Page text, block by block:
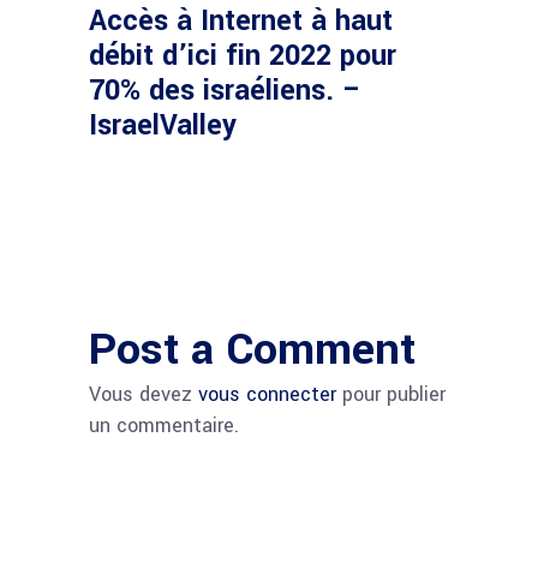
Accès à Internet à haut
débit d’ici fin 2022 pour
70% des israéliens. –
IsraelValley
Post a Comment
Vous devez vous connecterpour publier
un commentaire.